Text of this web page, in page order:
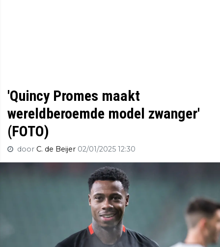
'Quincy Promes maakt
wereldberoemde model zwanger'
(FOTO)
door C. de Beijer 02/01/2025 12:30